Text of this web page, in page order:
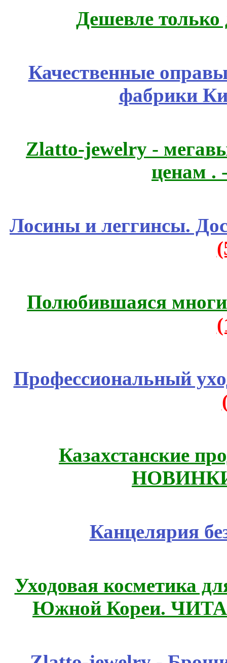
Дешевле
Качественные
фабрики
Zlatto-jewelry -
ценам .
Лосины и леггинсы.
Полюбившаяся
Профессиональный
Казахстанские
Канцелярия
Уходовая косметика
Южной Кореи.